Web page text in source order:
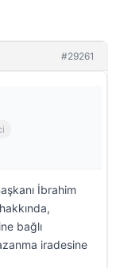
#29261
İbrahim
bağlı
iradesine